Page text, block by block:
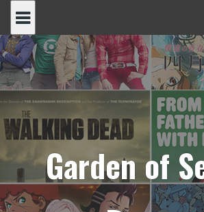
content
Garden of